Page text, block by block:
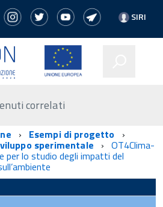
SIRI
correlati
Esempi di progetto
sperimentale OT4Clima-
per lo studio degli impatti del